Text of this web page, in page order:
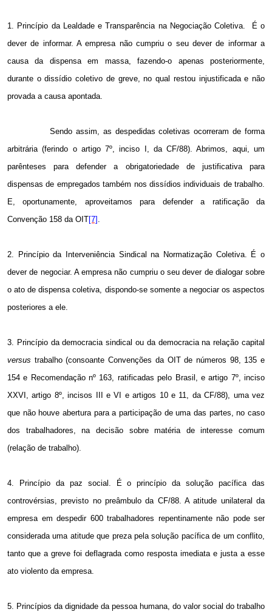
1. Princípio da Lealdade e Transparência na Negociação Coletiva.
É o
dever de informar. A empresa não cumpriu o seu dever de informar a
causa da dispensa em massa, fazendo-o apenas posteriormente,
durante o dissídio coletivo de greve, no qual restou injustificada e não
provada a causa apontada.
Sendo assim, as despedidas coletivas ocorreram de forma
arbitrária (ferindo o artigo 7º, inciso I, da CF/88). Abrimos, aqui, um
parênteses para defender a obrigatoriedade de justificativa para
dispensas de empregados também nos dissídios individuais de trabalho.
E, oportunamente, aproveitamos para defender a ratificação da
Convenção 158 da OIT[7] .
2. Princípio da Interveniência Sindical na Normatização Coletiva. É o
dever de negociar. A empresa não cumpriu o seu dever de dialogar sobre
o ato de dispensa coletiva, dispondo-se somente a negociar os aspectos
posteriores a ele.
3. Princípio da democracia sindical ou da democracia na relação capital
versus trabalho (consoante Convenções da OIT de números 98, 135 e
154 e Recomendação nº 163, ratificadas pelo Brasil, e artigo 7º, inciso
XXVI, artigo 8º, incisos III e VI e artigos 10 e 11, da CF/88), uma vez
que não houve abertura para a participação de uma das partes, no caso
dos trabalhadores, na decisão sobre matéria de interesse comum
(relação de trabalho).
4. Princípio da paz social. É o princípio da solução pacífica das
controvérsias, previsto no preâmbulo da CF/88. A atitude unilateral da
empresa em despedir 600 trabalhadores repentinamente não pode ser
considerada uma atitude que preza pela solução pacífica de um conflito,
tanto que a greve foi deflagrada como resposta imediata e justa a esse
ato violento da empresa.
5. Princípios da dignidade da pessoa humana, do valor social do trabalho